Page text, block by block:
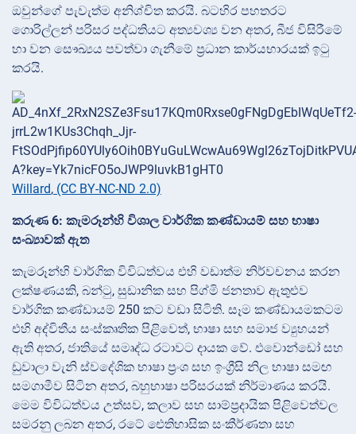
ඔවුන්ගේ පැවැත්ම අනිශ්චිත කරයි. බටහිර පහතරට
ගොරිල්ලන් පරිසර පද්ධතියට අත්‍යවශ්‍ය වන අතර, බීජ විසිරීමේ
හා වන සෞඛ්‍යය පවත්වා ගැනීමේ ප්‍රධාන කාර්යභාරයක් ඉටු
කරයි.
Willard, (CC BY-NC-ND 2.0)
කරුණ 6: කැමරූන්හි විශාල වාර්ගික කණ්ඩායම් සහ භාෂා
සංඛ්‍යාවක් ඇත
කැමරූන්හි වාර්ගික විවිධත්වය එහි වඩාත්ම නිර්වචනය කරන
ලක්ෂණයකි, බන්ටු, සුඩානික සහ පිග්මි ජනතාව ඇතුළුව
වාර්ගික කණ්ඩායම් 250 කට වඩා සිටිති. සෑම කණ්ඩායමකටම
එහි අද්විතීය සංස්කෘතික පිළිවෙත්, භාෂා සහ සමාජ ව්‍යුහයන්
ඇති අතර, ජාතියේ සමෘද්ධ රටාවට දායක වේ. එවොන්ඩෝ සහ
ඩුවාලා වැනි ස්වදේශික භාෂා ප්‍රංශ සහ ඉංග්‍රීසි නිල භාෂා සමඟ
සමගාමීව සිටින අතර, බහුභාෂා පරිසරයක් නිර්මාණය කරයි.
මෙම විවිධත්වය උත්සව, කලාව සහ සාම්ප්‍රදායික පිළිවෙත්වල
සමරනු ලබන අතර, රටේ ඓතිහාසික සංකීර්ණතා සහ